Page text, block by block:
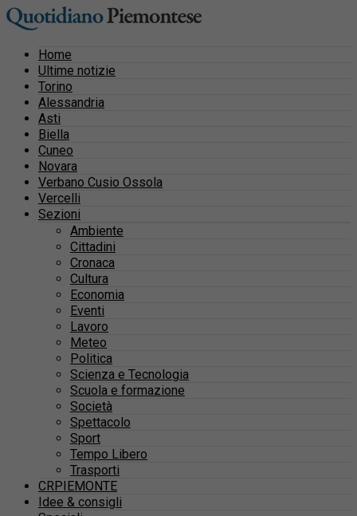
Home
Ultime notizie
Torino
Alessandria
Asti
Biella
Cuneo
Novara
Verbano Cusio Ossola
Vercelli
Sezioni
Ambiente
Cittadini
Cronaca
Cultura
Economia
Eventi
Lavoro
Meteo
Politica
Scienza e Tecnologia
Scuola e formazione
Società
Spettacolo
Sport
Tempo Libero
Trasporti
CRPIEMONTE
Idee & consigli